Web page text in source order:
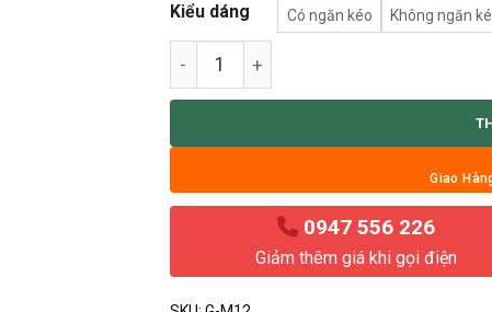
Kiểu dáng Có ngăn kéo Không ngăn
Giường cho bé gái số lượng
Giao
0947 556 226
Giảm thêm giá khi gọi điện